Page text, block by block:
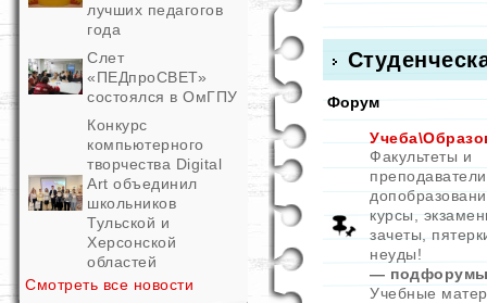
лучших педагогов
года
Слет
«ПЕДпроСВЕТ»
состоялся в ОмГПУ
Конкурс
компьютерного
творчества Digital
Art объединил
школьников
Тульской и
Херсонской
областей
Смотреть все новости
Форум
Факультеты и
курсы,
зачеты,
неуды!
—
Учебные